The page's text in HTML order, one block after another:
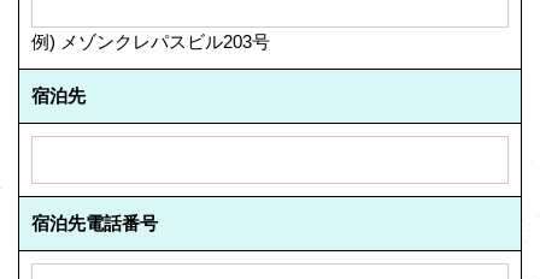
例) メゾンクレパスビル203号
宿泊先
宿泊先電話番号